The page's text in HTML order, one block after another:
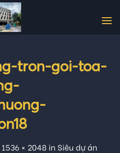
tron-goi-toa-
1536 × 2048 in Siêu dự án